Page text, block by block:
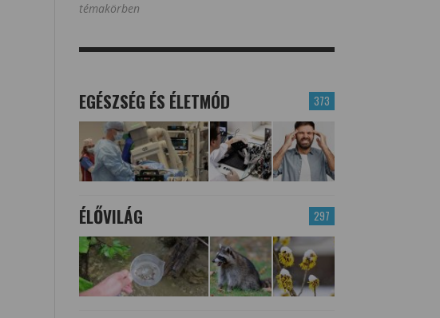
témakörben
373
EGÉSZSÉG ÉS ÉLETMÓD
297
ÉLŐVILÁG